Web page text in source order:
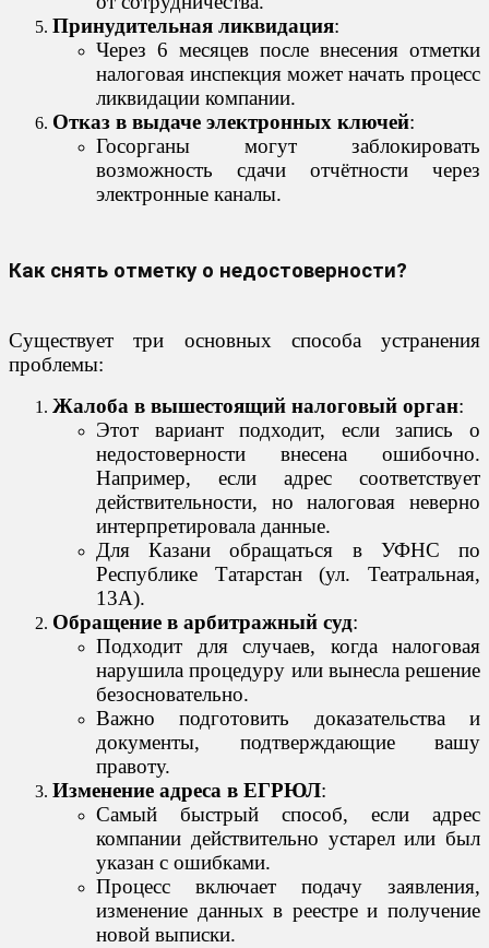
Принудительная ликвидация:
Через 6 месяцев после внесения отметки
налоговая инспекция может начать процесс
ликвидации компании.
Отказ в выдаче электронных ключей:
Госорганы могут заблокировать
возможность сдачи отчётности через
электронные каналы.
Как снять отметку о недостоверности?
Существует три основных способа устранения
проблемы:
Жалоба в вышестоящий налоговый орган:
Этот вариант подходит, если запись о
недостоверности внесена ошибочно.
Например, если адрес соответствует
действительности, но налоговая неверно
интерпретировала данные.
Для Казани обращаться в УФНС по
Республике Татарстан (ул. Театральная,
13А).
Обращение в арбитражный суд:
Подходит для случаев, когда налоговая
нарушила процедуру или вынесла решение
безосновательно.
Важно подготовить доказательства и
документы, подтверждающие вашу
правоту.
Изменение адреса в ЕГРЮЛ:
Самый быстрый способ, если адрес
компании действительно устарел или был
указан с ошибками.
Процесс включает подачу заявления,
изменение данных в реестре и получение
новой выписки.